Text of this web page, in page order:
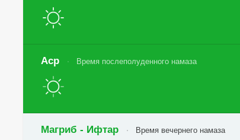
Аср Время послеполуденного намаза
Магриб - Ифтар Время вечернего намаза